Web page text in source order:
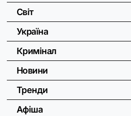
Світ
Україна
Кримінал
Новини
Тренди
Афіша